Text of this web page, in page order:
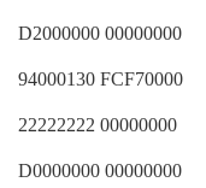
D2000000 00000000
94000130 FCF70000
22222222 00000000
D0000000 00000000